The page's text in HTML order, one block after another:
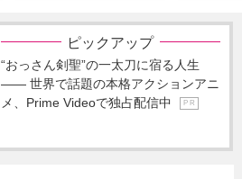
ピックアップ
“おっさん剣聖”の一太刀に宿る人生
―― 世界で話題の本格アクションアニ
メ、Prime Videoで独占配信中
P R